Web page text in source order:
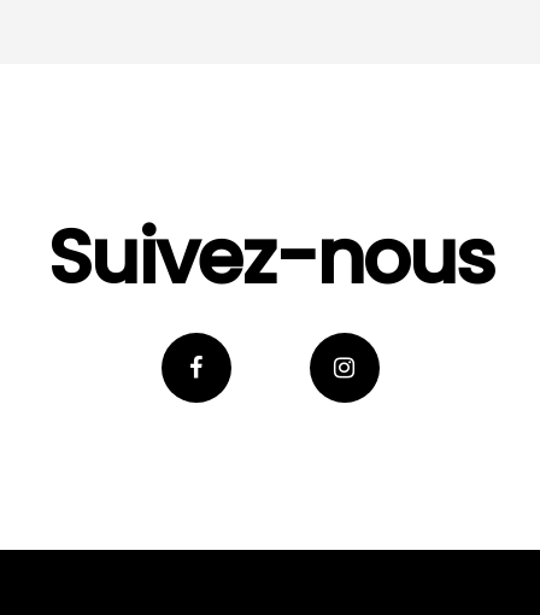
Suivez-nous